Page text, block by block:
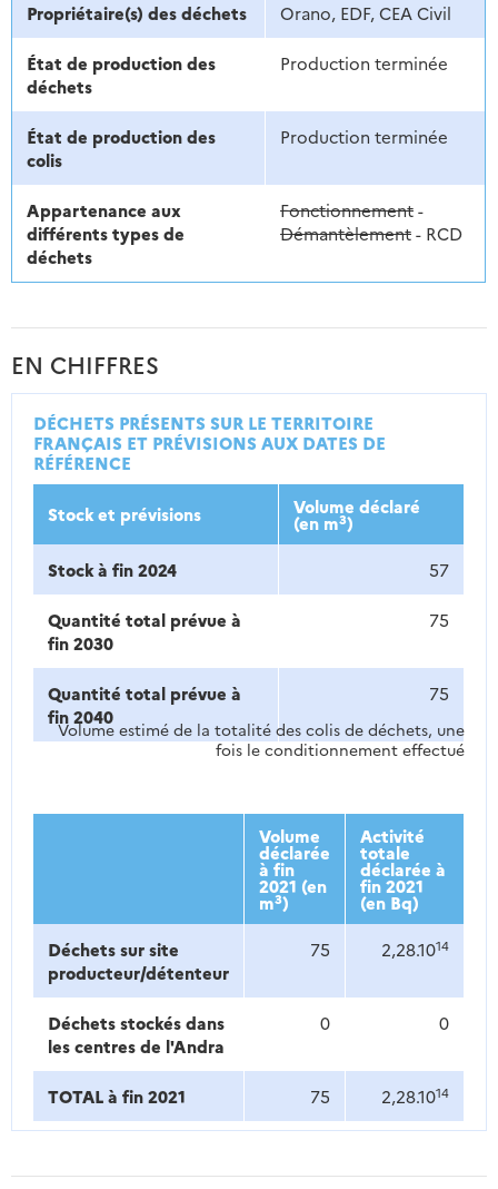
Propriétaire(s) des déchets Orano, EDF, CEA Civil
État de production des
déchets
Production terminée
État de production des
colis
Production terminée
Appartenance aux
différents types de
déchets
Fonctionnement-
Démantèlement- RCD
EN CHIFFRES
DÉCHETS PRÉSENTS SUR LE TERRITOIRE
FRANÇAIS ET PRÉVISIONS AUX DATES DE
RÉFÉRENCE
Stock et prévisions Volume déclaré
(en m3)
Stock à fin 2024
57
Quantité total prévue à
fin 2030
75
Quantité total prévue à
fin 2040
75
Volume estimé de la totalité des colis de déchets, une
fois le conditionnement effectué
Volume
déclarée
à fin
2021 (en
m3)
Activité
totale
déclarée à
fin 2021
(en Bq)
Déchets sur site
producteur/détenteur
75 2,28.1014
Déchets stockés dans
les centres de l'Andra
0 0
TOTAL à fin 2021 75 2,28.1014